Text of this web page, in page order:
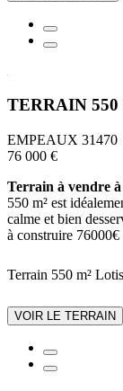
TERRAIN
EMPEAUX 31470
76 000 €
Terrain à vendre
550 m² est
calme et bien
à construire 76000€
Terrain 550 m²
VOIR LE TERRAIN